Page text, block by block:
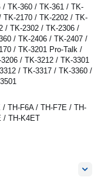
/ TK-360 / TK-361 / TK-
TK-2170 / TK-2202 / TK-
/ TK-2302 / TK-2306 /
/ TK-2406 / TK-2407 /
/ TK-3201 Pro-Talk /
/ TK-3212 / TK-3301
/ TK-3317 / TK-3360 /
TH-F6A / TH-F7E / TH-
/ TH-K4ET